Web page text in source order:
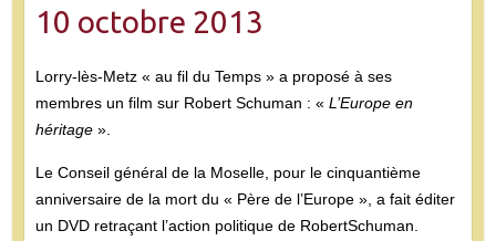
10 octobre 2013
Lorry-lès-Metz « au fil du Temps » a proposé à ses
membres un film sur Robert Schuman : « L’Europe en
héritage».
Le Conseil général de la Moselle, pour le cinquantième
anniversaire de la mort du « Père de l’Europe », a fait éditer
un DVD retraçant l’action politique de RobertSchuman.